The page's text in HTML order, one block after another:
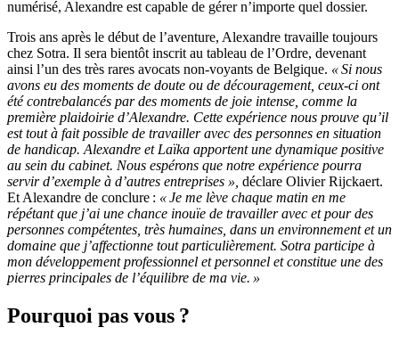
numérisé, Alexandre est capable de gérern’importe quel dossier.
Trois ans après le début de l’aventure, Alexandre travaille toujours
chez Sotra. Il sera bientôt inscrit au tableau de l’Ordre, devenant
ainsi l’un des très rares avocats non-voyants de Belgique. « Si nous
avons eu des moments de doute ou de découragement, ceux-ci ont
été contrebalancés par des moments de joie intense, comme la
première plaidoirie d’Alexandre. Cette expérience nous prouve qu’il
est tout à fait possible de travailler avec des personnes en situation
de handicap. Alexandre et Laïka apportent une dynamique positive
au sein du cabinet. Nous espérons que notre expérience pourra
servir d’exemple à d’autres entreprises » déclare Olivier Rijckaert.
Et Alexandre de conclure : « Je me lève chaque matin en me
répétant que j’ai une chance inouïe de travailler avec et pour des
personnes compétentes, très humaines, dans un environnement et un
domaine que j’affectionne tout particulièrement. Sotra participe a
mon développement professionnel et personnel et constitue une des
pierres principales de l’équilibre de ma vie. »
Pourquoi pas vous ?